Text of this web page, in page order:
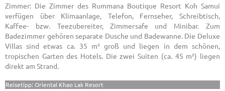
Zimmer: Die Zimmer des Rummana Boutique Resort Koh Samui
verfügen über Klimaanlage, Telefon, Fernseher, Schreibtisch,
Kaffee- bzw. Teezubereiter, Zimmersafe und Minibar. Zum
Badezimmer gehören separate Dusche und Badewanne. Die Deluxe
Villas sind etwas ca. 35 m² groß und liegen in dem schönen,
tropischen Garten des Hotels. Die zwei Suiten (ca. 45 m²) liegen
direkt am Strand.
Reisetipp: Oriental Khao Lak Resort